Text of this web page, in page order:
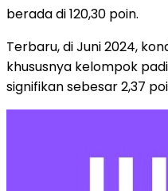
berada di 120,30 poin.
Terbaru, di Juni 2024,
khususnya kelompok
signifikan sebesar 2,37